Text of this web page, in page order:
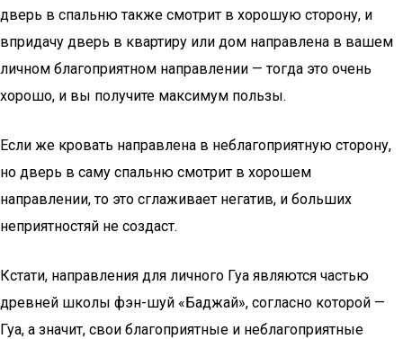
дверь в спальню также смотрит в хорошую сторону, и
впридачу дверь в квартиру или дом направлена в вашем
личном благоприятном направлении — тогда это очень
хорошо, и вы получите максимум пользы.
Если же кровать направлена в неблагоприятную сторону,
но дверь в саму спальню смотрит в хорошем
направлении, то это сглаживает негатив, и больших
неприятностяй не создаст.
Кстати, направления для личного Гуа являются частью
древней школы фэн-шуй «Баджай», согласно которой —
Гуа, а значит, свои благоприятные и неблагоприятные